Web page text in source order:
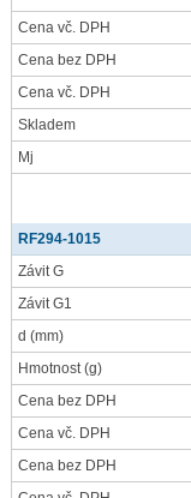
Cena vč. DPH
Cena bez DPH
Cena vč. DPH
Skladem
Mj
RF294-1015
Závit G
Závit G1
d (mm)
Hmotnost(g)
Cena bez DPH
Cena vč. DPH
Cena bez DPH